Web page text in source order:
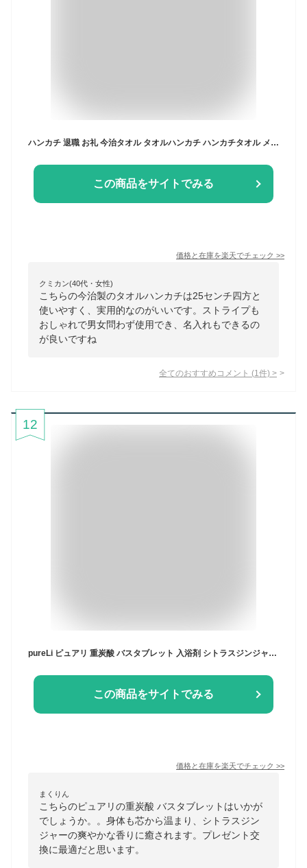
ハンカチ 退職 お礼 今治タオル タオルハンカチ ハンカチタオル メンズ レディース 名入れ ガーゼ 日本製 25cm 内祝い プチギフト 退任 転勤 御礼 引越し 挨拶 お返し ギフト プレゼント 卒業 卒園 母の日 父の日 5treesシャツストライプ
この商品をサイトでみる
価格と在庫を楽天でチェック >>
クミカン(40代・女性)
こちらの今治製のタオルハンカチは25センチ四方と
使いやすく、実用的なのがいいです。ストライプも
おしゃれで男女問わず使用でき、名入れもできるの
が良いですね
全てのおすすめコメント (1 件) >
12
pureLi ピュアリ 重炭酸 バスタブレット 入浴剤 シトラスジンジャーの香り 無色 お風呂 ギフト プレゼント バスボム かわいい おしゃれ 柑橘 ゆず湯 無色 無着色 女性 微香料 癒やし リラックス 送料無料
この商品をサイトでみる
価格と在庫を楽天でチェック >>
まくりん
こちらのピュアリの重炭酸 バスタブレットはいかが
でしょうか。。身体も芯から温まり、シトラスジン
ジャーの爽やかな香りに癒されます。プレゼント交
換に最適だと思います。